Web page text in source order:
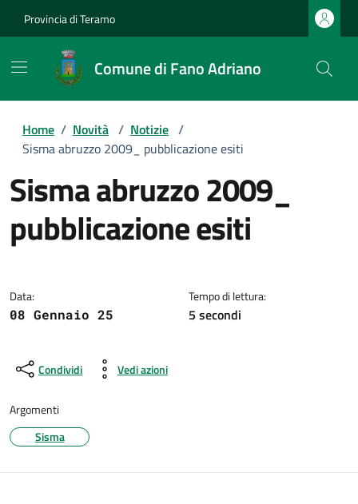
Provincia di Teramo
Comune di Fano Adriano
Home / Novità / Notizie /
Sisma abruzzo 2009_ pubblicazione esiti
Sisma abruzzo 2009_
pubblicazione esiti
Data:
08 Gennaio 25
Tempo di lettura:
5 secondi
Condividi Vedi azioni
Argomenti
Sisma